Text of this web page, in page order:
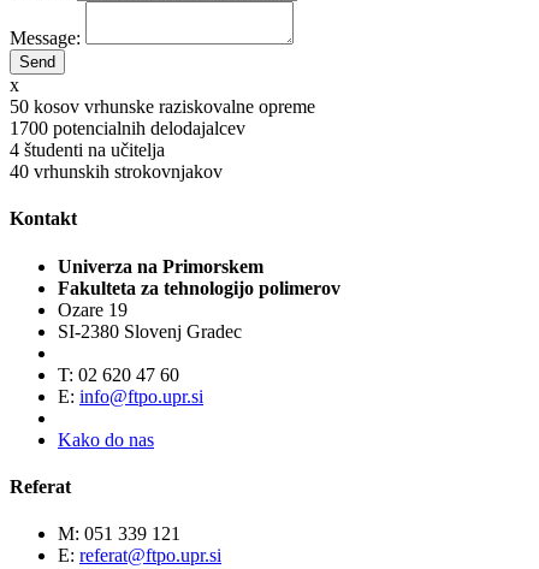
Message:
x
50 kosov vrhunske raziskovalne opreme
1700 potencialnih delodajalcev
4 študenti na učitelja
40 vrhunskih strokovnjakov
Kontakt
Univerza na Primorskem
Fakulteta za tehnologijo polimerov
Ozare 19
SI-2380 Slovenj Gradec
T: 02 620 47 60
E: info@ftpo.upr.si
Kako do nas
Referat
M: 051 339 121
E: referat@ftpo.upr.si